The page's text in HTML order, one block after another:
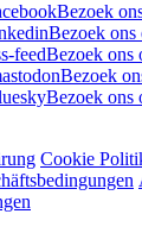
Bezoek
Bezoek ons
feedBezoek ons
Bezoek
Bezoek ons
Cookie